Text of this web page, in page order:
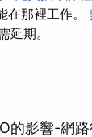
在那裡工作。
延期。
的影響-網